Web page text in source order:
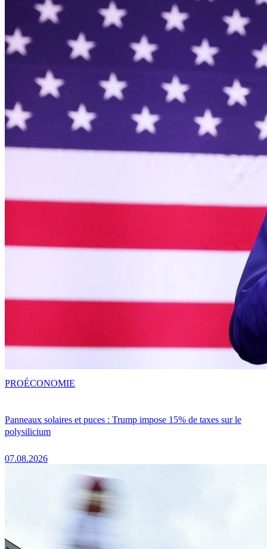
Panneaux solaires et puces : Trump impose 15% de taxes sur le
polysilicium
07.08.2026
PROÉCONOMIE